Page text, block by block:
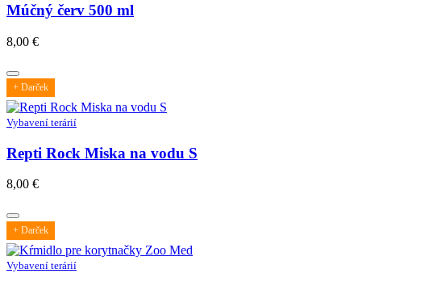
Múčný červ 500 ml
8,00 €
+ Darček
Vybavení terárií
Repti Rock Miska na vodu S
8,00 €
+ Darček
Vybavení terárií